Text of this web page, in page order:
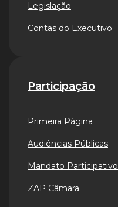
Legislação
Contas do Executivo
Participação
Primeira Página
Audiências Públicas
Mandato Participativo
ZAP Câmara